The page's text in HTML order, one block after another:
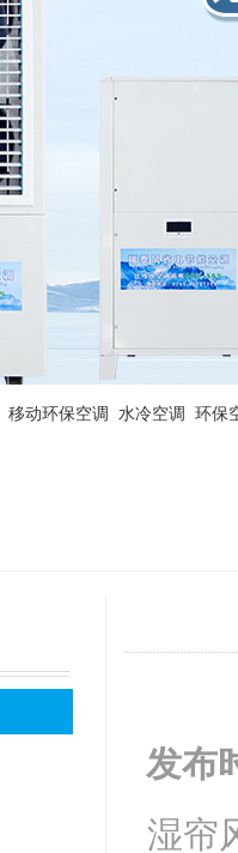
移动环保空调 水冷空调 环保
发布
湿帘